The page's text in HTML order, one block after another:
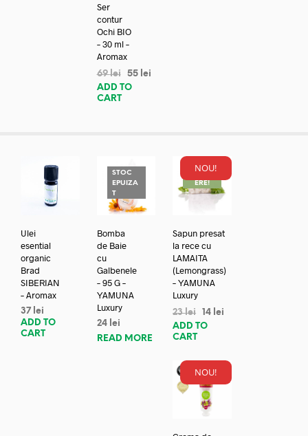
Ser
contur
Ochi BIO
– 30 ml –
Aromax
69lei 55 lei
ADD TO
CART
Ulei
esential
organic
Brad
SIBERIAN
– Aromax
37 lei
ADD TO
CART
STOC
EPUIZA
T
Bomba
de Baie
cu
Galbenele
– 95 G –
YAMUNA
Luxury
24 lei
READ MORE
NOU!
REDUC
ERE!
Sapun presat
la rece cu
LAMAITA
(Lemongrass)
– YAMUNA
Luxury
23lei 14 lei
ADD TO
CART
NOU!